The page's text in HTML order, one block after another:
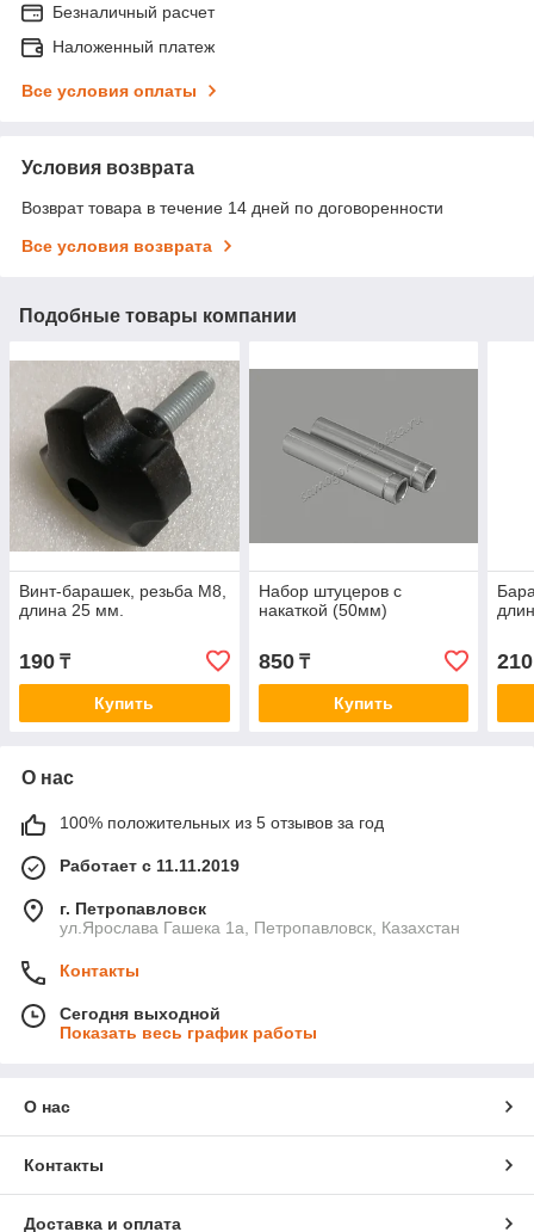
Безналичный расчет
Наложенный платеж
Все условия оплаты
Условия возврата
Возврат товара в течение 14 дней по договоренности
Все условия возврата
Подобные товары компании
Винт-барашек, резьба М8,
длина 25 мм.
190 ₸
Купить
Набор штуцеров с
накаткой (50мм)
850₸
Купить
210
О нас
100% положительных из 5 отзывов за год
Работает с 11.11.2019
г. Петропавловск
ул.Ярослава Гашека 1а, Петропавловск, Казахстан
Контакты
Сегодня выходной
Показать весь график работы
О нас
Контакты
Доставка и оплата